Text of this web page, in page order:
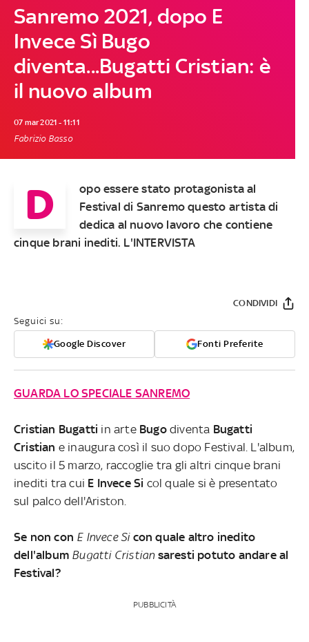
Sanremo 2021, dopo E
Invece Sì Bugo
diventa...Bugatti Cristian: è
il nuovo album
07 mar 2021 - 11:11
Fabrizio Basso
D
opo essere stato protagonista al
Festival di Sanremo questo artista di
dedica al nuovo lavoro che contiene
cinque brani inediti. L'INTERVISTA
Seguici su:
Google Discover Fonti Preferite
CONDIVIDI
GUARDA LO SPECIALE SANREMO
Cristian Bugatti in arteBugodiventa Bugatti
Cristian e inaugura così il suo dopo Festival. L'album,
uscito il 5 marzo, raccoglie tra gli altri cinque brani
inediti tra cui E Invece Si col quale si è presentato
sul palco dell'Ariston.
Se non con E Invece Sicon quale altro inedito
dell'album Bugatti Cristiansaresti potuto andare al
Festival?
PUBBLICITÀ